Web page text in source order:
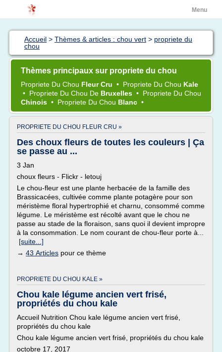
Menu
Accueil > Thèmes & articles : chou vert > propriete du
chou
Thèmes principaux sur propriete du chou
Propriete Du Chou Fleur Cru • Propriete Du Chou Kale
• Propriete Du Chou De Bruxelles • Propriete Du Chou
Chinois • Propriete Du Chou Blanc •
PROPRIETE DU CHOU FLEUR CRU »
Des choux fleurs de toutes les couleurs | Ça
se passe au ...
3 Jan
choux fleurs - Flickr - letouj
Le chou-fleur est une plante herbacée de la famille des
Brassicacées, cultivée comme plante potagère pour son
méristème floral hypertrophié et charnu, consommé comme
légume. Le méristème est récolté avant que le chou ne
passe au stade de la floraison, sans quoi il devient impropre
à la consommation. Le nom courant de chou-fleur porte à...
[suite...]
→ 43 Articles pour ce thème
PROPRIETE DU CHOU KALE »
Chou kale légume ancien vert frisé,
propriétés du chou kale
Accueil Nutrition Chou kale légume ancien vert frisé,
propriétés du chou kale
Chou kale légume ancien vert frisé, propriétés du chou kale
octobre 17, 2017